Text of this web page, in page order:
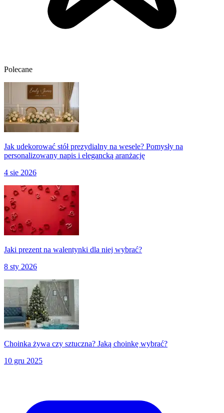
Polecane
Jak udekorować stół prezydialny na wesele? Pomysły na
personalizowany napis i elegancką aranżację
4 sie 2026
Jaki prezent na walentynki dla niej wybrać?
8 sty 2026
Choinka żywa czy sztuczna? Jaką choinkę wybrać?
10 gru 2025